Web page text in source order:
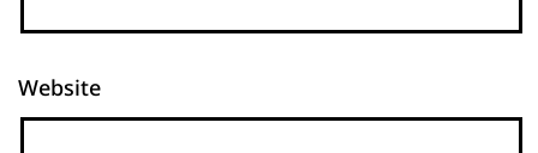
Website